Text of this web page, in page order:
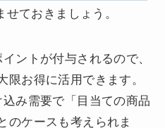
せておきましょう。
ントが付与されるので、
限お得に活用できます。
み需要で「目当ての商品
のケースも考えられま